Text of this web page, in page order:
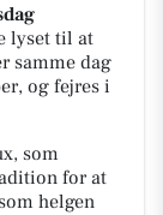
lyset til at
samme dag
og fejres i
som
for at
helgen